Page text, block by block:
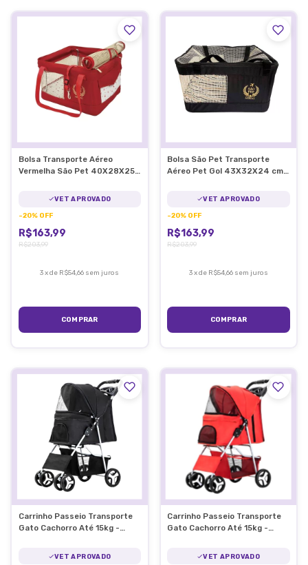
Bolsa Transporte Aéreo
Vermelha São Pet 40X28X25
VET APROVADO
-20% OFF
R$163,99
R$203,99
3xde R$54,66 sem juros
Bolsa São Pet Transporte
Aéreo Pet Gol 43X32X24 cm
VET APROVADO
-20% OFF
R$163,99
R$203,99
3xde R$54,66 sem juros
Carrinho Passeio Transporte
Gato Cachorro Até 15kg -
VET APROVADO
Carrinho Passeio Transporte
Gato Cachorro Até 15kg -
VET APROVADO